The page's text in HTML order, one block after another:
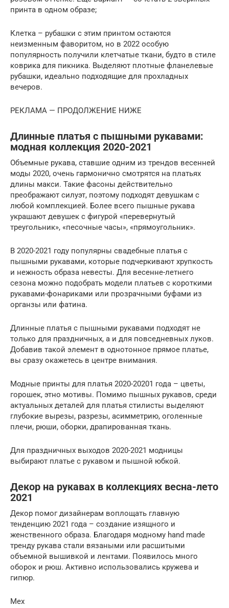
принта в одном образе;
Клетка – рубашки с этим принтом остаются
неизменным фаворитом, но в 2022 особую
популярность получили клетчатые ткани, будто в стиле
коврика для пикника. Выделяют плотные фланелевые
рубашки, идеально подходящие для прохладных
вечеров.
РЕКЛАМА — ПРОДОЛЖЕНИЕ НИЖЕ
Длинные платья с пышными рукавами:
модная коллекция 2020-2021
Объемные рукава, ставшие одним из трендов весенней
моды 2020, очень гармонично смотрятся на платьях
длины макси. Такие фасоны действительно
преображают силуэт, поэтому подходят девушкам с
любой комплекцией. Более всего пышные рукава
украшают девушек с фигурой «перевернутый
треугольник», «песочные часы», «прямоугольник».
В 2020-2021 году популярны свадебные платья с
пышными рукавами, которые подчеркивают хрупкость
и нежность образа невесты. Для весенне-летнего
сезона можно подобрать модели платьев с короткими
рукавами-фонариками или прозрачными буфами из
органзы или фатина.
Длинные платья с пышными рукавами подходят не
только для праздничных, а и для повседневных луков.
Добавив такой элемент в однотонное прямое платье,
вы сразу окажетесь в центре внимания.
Модные принты для платья 2020-20201 года – цветы,
горошек, этно мотивы. Помимо пышных рукавов, среди
актуальных деталей для платья стилисты выделяют
глубокие вырезы, разрезы, асимметрию, оголенные
плечи, рюши, оборки, драпированная ткань.
Для праздничных выходов 2020-2021 модницы
выбирают платье с рукавом и пышной юбкой.
Декор на рукавах в коллекциях весна-лето
2021
Декор помог дизайнерам воплощать главную
тенденцию 2021 года – создание изящного и
женственного образа. Благодаря модному hand made
тренду рукава стали вязаными или расшитыми
объемной вышивкой и лентами. Появилось много
оборок и рюш. Активно использовались кружева и
гипюр.
Мех